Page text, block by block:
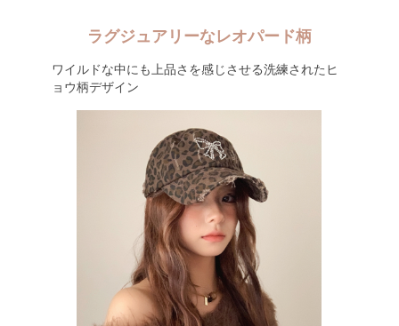
ラグジュアリーなレオパード柄
ワイルドな中にも上品さを感じさせる洗練されたヒ
ョウ柄デザイン